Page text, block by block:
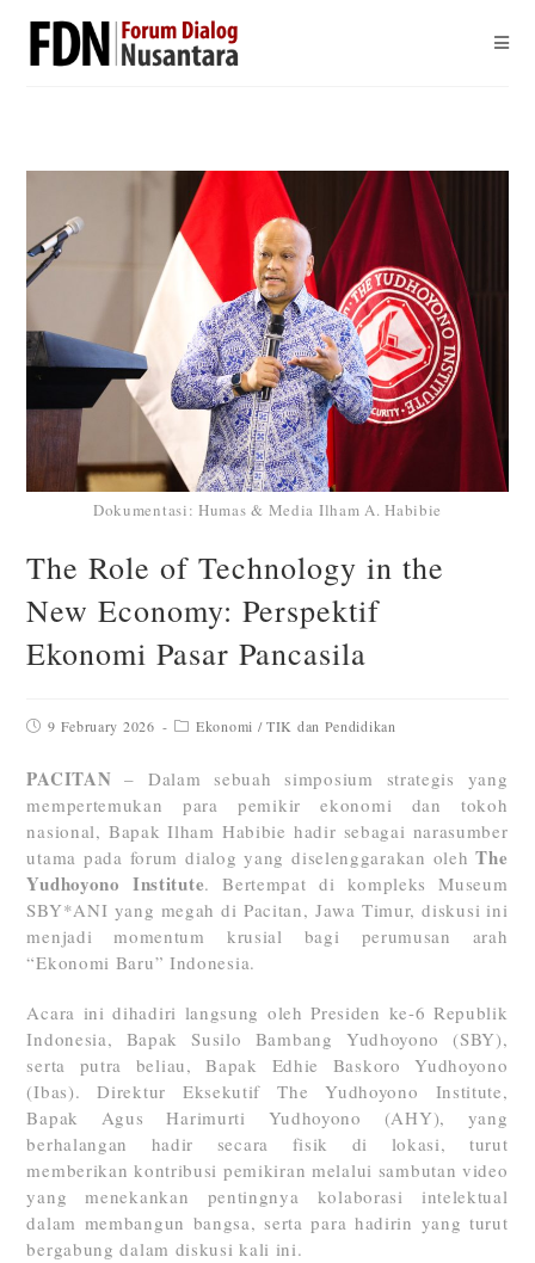
Dokumentasi: Humas & Media Ilham A. Habibie
The Role of Technology in the
New Economy: Perspektif
Ekonomi Pasar Pancasila
9 February 2026 Ekonomi /TIK dan Pendidikan
PACITAN – Dalam sebuah simposium strategis yang
mempertemukan para pemikir ekonomi dan tokoh
nasional, Bapak Ilham Habibie hadir sebagai narasumber
utama pada forum dialog yang diselenggarakan olehThe
Yudhoyono Institute. Bertempat di kompleks Museum
SBY*ANI yang megah di Pacitan, Jawa Timur, diskusi ini
menjadi momentum krusial bagi perumusan arah
“Ekonomi Baru” Indonesia.
Acara ini dihadiri langsung oleh Presiden ke-6 Republik
Indonesia, Bapak Susilo Bambang Yudhoyono (SBY),
serta putra beliau, Bapak Edhie Baskoro Yudhoyono
(Ibas). Direktur Eksekutif The Yudhoyono Institute,
Bapak Agus Harimurti Yudhoyono (AHY), yang
berhalangan hadir secara fisik di lokasi, turut
memberikan kontribusi pemikiran melalui sambutan video
yang menekankan pentingnya kolaborasi intelektual
dalam membangun bangsa, serta para hadirin yang turut
bergabung dalam diskusi kali ini.